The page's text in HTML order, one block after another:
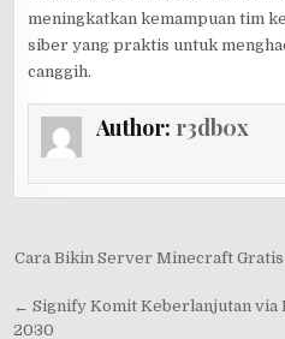
meningkatkan kemampuan tim
siber yang praktis untuk
canggih.
Author: r3db0x
Post
navigation
Cara Bikin Server Minecraft
← Signify Komit Keberlanjutan
2030